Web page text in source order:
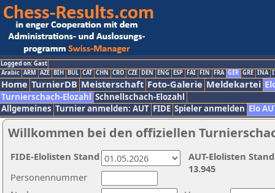
Logged on: Gast
Arabic ARM AZE BIH BUL CAT CHN CRO CZE DEN ENG ESP FAI FIN FRA GER GRE INA
Home TurnierDB Meisterschaft Foto-Galerie Meldekartei
Turnierschach-Elozahl Schnellschach-Elozahl
Allgemeines Turnier anmelden: AUT FIDE Spieler anmelden Elo
Willkommen bei den offiziellen
Personennummer
AUT-Elolisten
13.945
FIDE-Elolisten Stand